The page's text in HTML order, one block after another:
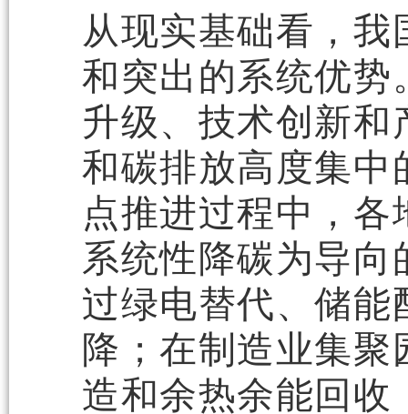
从现实基础看，
和突出的系统优势
升级、技术创新
和碳排放高度集中
点推进过程中，
系统性降碳为导
过绿电替代、储能
降；在制造业集
造和余热余能回收